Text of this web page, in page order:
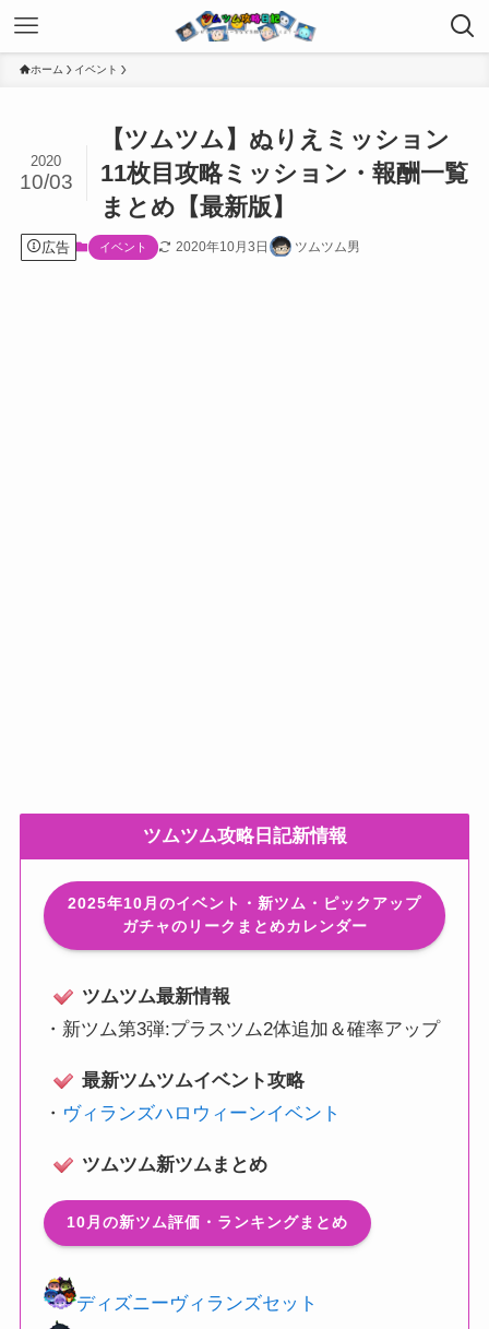
ホーム イベント
【ツムツム】ぬりえミッション
11枚目攻略ミッション・報酬一覧
まとめ【最新版】
2020
10/03
広告 イベント 2020年10月3日 ツムツム男
ツムツム攻略日記新情報
2025年10月のイベント・新ツム・ピックアップ
ガチャのリークまとめカレンダー
ツムツム最新情報
・ 新ツム第3弾:プラスツム2体追加＆確率アップ
最新ツムツムイベント攻略
・ ヴィランズハロウィーンイベント
ツムツム新ツムまとめ
10月の新ツム評価・ランキングまとめ
ディズニーヴィランズセット